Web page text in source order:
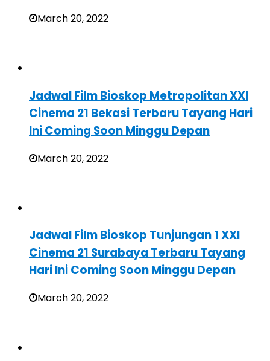
March 20, 2022
Jadwal Film Bioskop Metropolitan XXI
Cinema 21 Bekasi Terbaru Tayang Hari
Ini Coming Soon Minggu Depan
March 20, 2022
Jadwal Film Bioskop Tunjungan 1 XXI
Cinema 21 Surabaya Terbaru Tayang
Hari Ini Coming Soon Minggu Depan
March 20, 2022